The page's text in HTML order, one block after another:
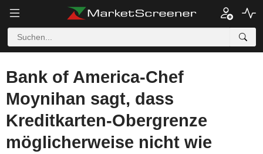
Bank of America-Chef
Moynihan sagt, dass
Kreditkarten-Obergrenze
möglicherweise nicht wie